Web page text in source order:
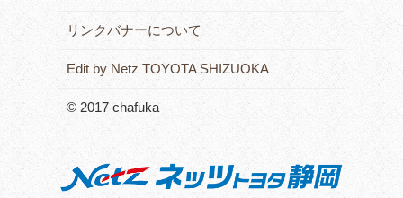
リンクバナーについて
Edit by Netz TOYOTA SHIZUOKA
© 2017 chafuka